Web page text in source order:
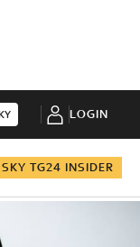
LOGIN
SKY TG24 INSIDER